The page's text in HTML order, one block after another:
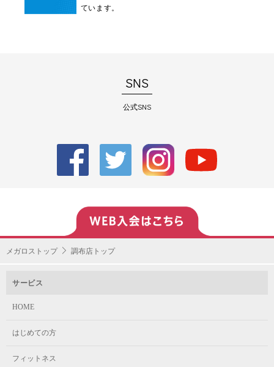
ています。
SNS
公式SNS
メガロストップ 調布店トップ
サービス
HOME
はじめての方
フィットネス